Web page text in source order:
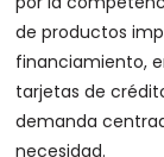
de productos
financiamiento,
tarjetas de
demanda
necesidad.